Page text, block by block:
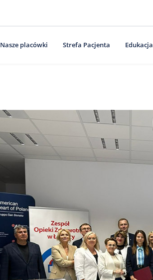
Nasze placówki Strefa Pacjenta